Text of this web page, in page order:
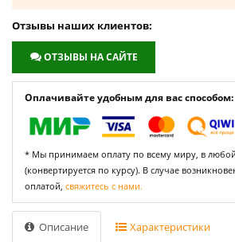
Отзывы наших клиентов:
ОТЗЫВЫ НА САЙТЕ
Оплачивайте удобным для вас способом:
* Мы принимаем оплату по всему миру, в
(конвертируется по курсу). В случае
оплатой, свяжитесь с нами.
Описание Характеристики